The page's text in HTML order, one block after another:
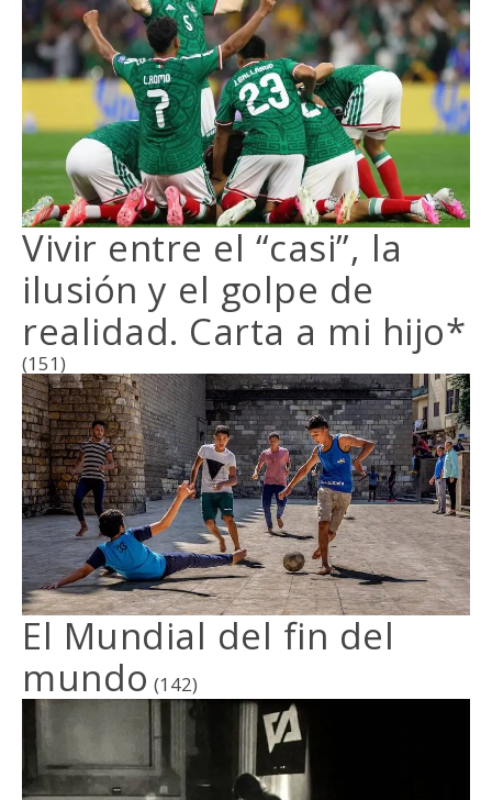
Vivir entre el “casi”, la
ilusión y el golpe de
realidad. Carta a mi hijo*
(151)
El Mundial del fin del
mundo (142)